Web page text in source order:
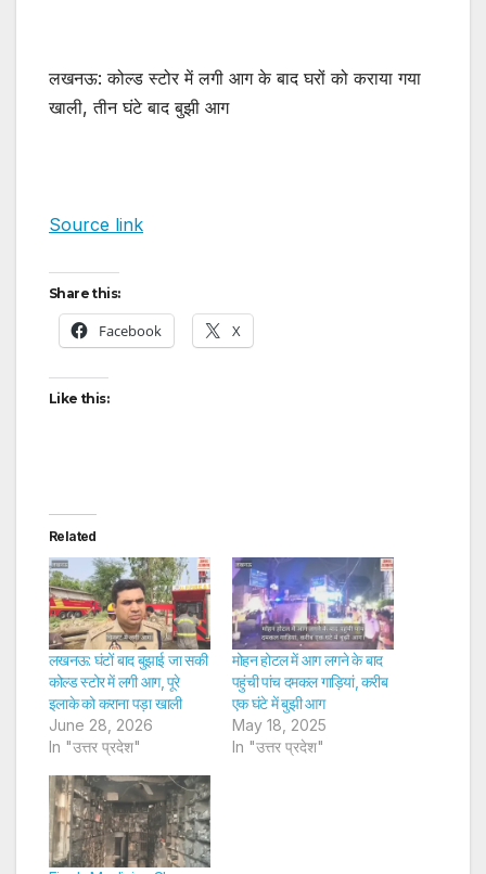
लखनऊ: कोल्ड स्टोर में लगी आग के बाद घरों को कराया गया
खाली, तीन घंटे बाद बुझी आग
Source link
Share this:
Facebook X
Like this:
Related
लखनऊ: घंटों बाद बुझाई जा सकी
कोल्ड स्टोर में लगी आग, पूरे
इलाके को कराना पड़ा खाली
June 28, 2026
In "उत्तर प्रदेश"
मोहन होटल में आग लगने के बाद
पहुंची पांच दमकल गाड़ियां, करीब
एक घंटे में बुझी आग
May 18, 2025
In "उत्तर प्रदेश"